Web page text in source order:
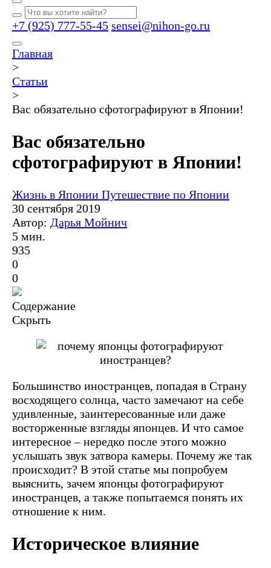
+7 (925) 777-55-45 sensei@nihon-go.ru
Главная
>
Статьи
>
Вас обязательно сфотографируют в Японии!
Вас обязательно
сфотографируют в Японии!
Жизнь в Японии Путешествие по Японии
30 сентября 2019
Автор: Дарья Мойнич
5 мин.
935
0
0
Содержание
Скрыть
Большинство иностранцев, попадая в Страну
восходящего солнца, часто замечают на себе
удивленные, заинтересованные или даже
восторженные взгляды японцев. И что самое
интересное – нередко после этого можно
услышать звук затвора камеры. Почему же так
происходит? В этой статье мы попробуем
выяснить, зачем японцы фотографируют
иностранцев, а также попытаемся понять их
отношение к ним.
Историческое влияние